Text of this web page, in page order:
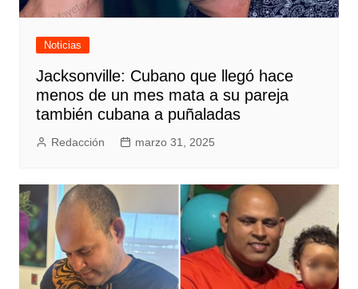
Noticias
Jacksonville: Cubano que llegó hace
menos de un mes mata a su pareja
también cubana a puñaladas
Redacción marzo 31, 2025